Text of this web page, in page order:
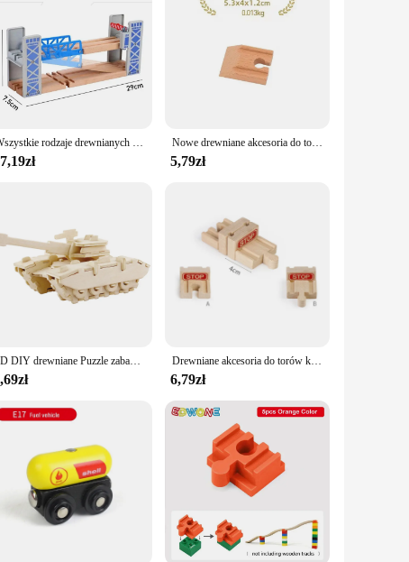
this set not only serves as a toy but also as a
its vibrant colors and intricate details. The
to their customers. The wooden train set is
and tracks included in the set allow for a myriad of
addition to any child's collection. The wholesale
Wszystkie rodzaje drewnianych torów kolejowych Akcesoria Drewniane tory kolejowe z drewna bukowego Drewniany tunel mostkowy pasujący do torów drewnianych Zabawki dla dzieci Nowe drewniane akcesoria do torów Drewno bukowe Części torów kolejowych pasujące do markowych torów drewnianych Zabawki edukacyjne dla dzieci
5,79zł
3D DIY drewniane Puzzle zabawka seria wojskowa czołg pojazd zestaw modeli kreatywne zmontowane edukacyjne Puzzle zabawki prezenty dla dzieci dzieci Drewniane akcesoria do torów kolejowych Zabawka montażowa Mostek Światło drogowe Puzzle dla dzieci Model z drewna bukowego do wszystkich pociągów Thomas
6,79zł